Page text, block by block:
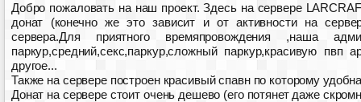
Добро пожаловать на наш проект. Здесь на сервере
донат (конечно же это зависит и от активности на
сервера.Для приятного времяпровождения ,наша
паркур,средний,секс,паркур,сложный паркур,красивую пвп
другое...
Также на сервере построен красивый спавн по которому
Донат на сервере стоит очень дешево (его потянет даже